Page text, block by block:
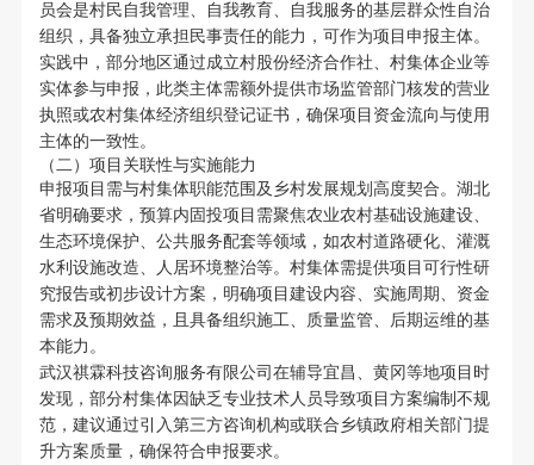
员会是村民自我管理、自我教育、自我服务的基层群众性自治
组织，具备独立承担民事责任的能力，可作为项目申报主体。
实践中，部分地区通过成立村股份经济合作社、村集体企业等
实体参与申报，此类主体需额外提供市场监管部门核发的营业
执照或农村集体经济组织登记证书，确保项目资金流向与使用
主体的一致性。
（二）项目关联性与实施能力
申报项目需与村集体职能范围及乡村发展规划高度契合。湖北
省明确要求，预算内固投项目需聚焦农业农村基础设施建设、
生态环境保护、公共服务配套等领域，如农村道路硬化、灌溉
水利设施改造、人居环境整治等。村集体需提供项目可行性研
究报告或初步设计方案，明确项目建设内容、实施周期、资金
需求及预期效益，且具备组织施工、质量监管、后期运维的基
本能力。
武汉祺霖科技咨询服务有限公司在辅导宜昌、黄冈等地项目时
发现，部分村集体因缺乏专业技术人员导致项目方案编制不规
范，建议通过引入第三方咨询机构或联合乡镇政府相关部门提
升方案质量，确保符合申报要求。